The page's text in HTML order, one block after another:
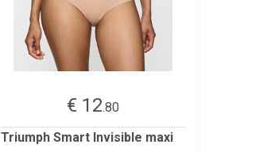
€ 12.80
Triumph Smart Invisible maxi